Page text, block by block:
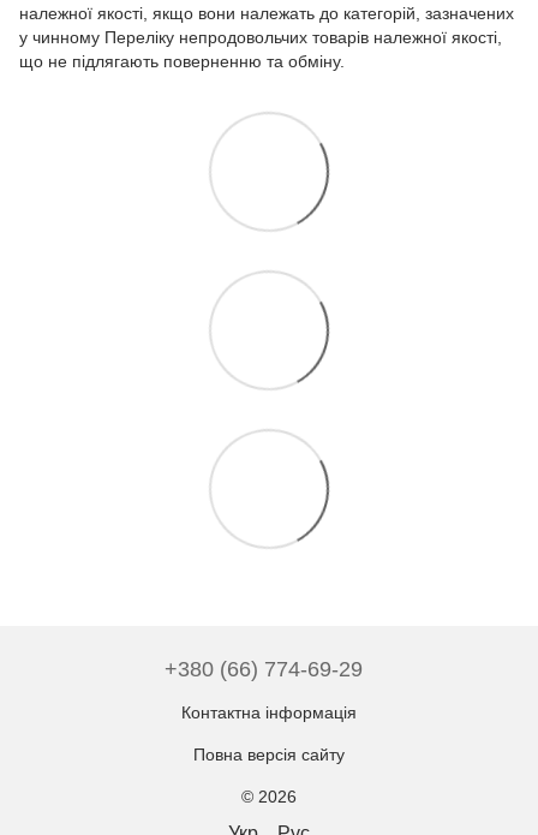
належної якості, якщо вони належать до категорій, зазначених
у чинному Переліку непродовольчих товарів належної якості,
що не підлягають поверненню та обміну.
+380 (66) 774-69-29
Контактна інформація
Повна версія сайту
© 2026